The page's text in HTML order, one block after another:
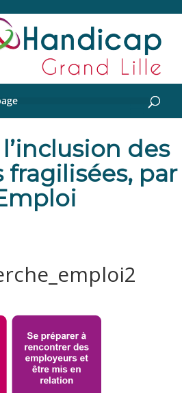
des
fragilisées, par